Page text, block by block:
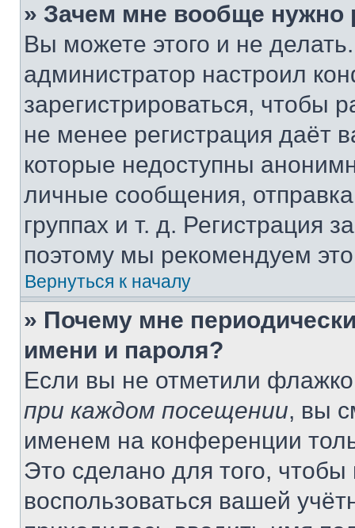
» Зачем мне вообще нужно
Вы можете этого и не
администратор настроил
зарегистрироваться, чтобы
не менее регистрация даёт
которые недоступны
личные сообщения,
группах и т. д. Регистрация
поэтому мы рекомендуем
Вернуться к началу
» Почему мне
имени и пароля?
Если вы не отметили
при каждом посещении, вы
именем на конференции
Это сделано для того, чтобы
воспользоваться вашей